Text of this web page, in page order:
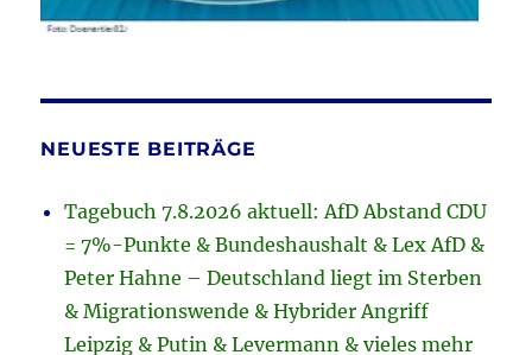
NEUESTE BEITRÄGE
Tagebuch 7.8.2026 aktuell: AfD Abstand CDU
= 7%-Punkte & Bundeshaushalt & Lex AfD &
Peter Hahne – Deutschland liegt im Sterben
& Migrationswende & Hybrider Angriff
Leipzig & Putin & Levermann & vieles mehr